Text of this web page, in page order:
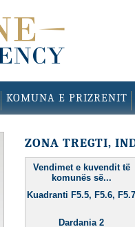
KOMUNA E PRIZRENIT
ZONA TREGTI,
Vendimet e kuvendit të
komunës së...
Kuadranti F5.5, F5.6,
Dardania 2